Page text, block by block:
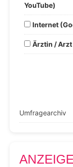
YouTube)
Internet
Ärztin /
Umfragearchiv